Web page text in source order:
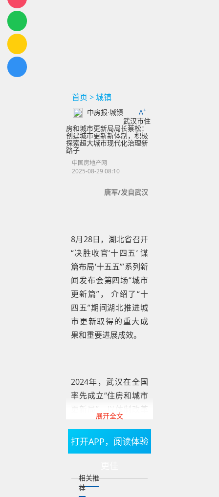
首页 >城镇
中房报·城镇 A+
武汉市住
房和城市更新局局长蔡松：
创建城市更新新体制，积极
探索超大城市现代化治理新
路子
中国房地产网
2025-08-29 08:10
唐军/发自武汉
8月28日，湖北省召开
“决胜收官‘十四五’ 谋
篇布局‘十五五’”系列新
闻发布会第四场“城市
更新篇”， 介绍了“十
四五”期间湖北推进城
市更新取得的重大成
果和重要进展成效。
2024年，武汉在全国
率先成立“住房和城市
更新局”，以体制改革
破局，探索城市更新
新路径，被看作是武
汉城市更新工作有哪
些新进展？“十五五”期
展开全文
打开APP，阅读体验
相关推
荐